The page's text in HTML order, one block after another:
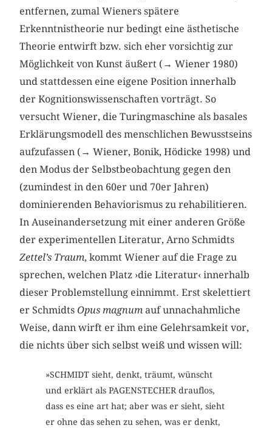
entfernen, zumal Wieners spätere
Erkenntnistheorie nur bedingt eine ästhetische
Theorie entwirft bzw. sich eher vorsichtig zur
Möglichkeit von Kunst äußert (→ Wiener 1980)
und stattdessen eine eigene Position innerhalb
der Kognitionswissenschaften vorträgt. So
versucht Wiener, die Turingmaschine als basales
Erklärungsmodell des menschlichen Bewusstseins
aufzufassen (→ Wiener, Bonik, Hödicke 1998) und
den Modus der Selbstbeobachtung gegen den
(zumindest in den 60er und 70er Jahren)
dominierenden Behaviorismus zu rehabilitieren.
In Auseinandersetzung mit einer anderen Größe
der experimentellen Literatur, Arno Schmidts
Zettel’s Traum, kommt Wiener auf die Frage zu
sprechen, welchen Platz ›die Literatur‹ innerhalb
dieser Problemstellung einnimmt. Erst skelettiert
er SchmidtsOpus magnum auf unnachahmliche
Weise, dann wirft er ihm eine Gelehrsamkeit vor,
die nichts über sich selbst weiß und wissen will:
»SCHMIDT sieht, denkt, träumt, wünscht
und erklärt als PAGENSTECHER drauflos,
dass es eine art hat; aber was er sieht, sieht
er ohne das sehen zu sehen, was er denkt,